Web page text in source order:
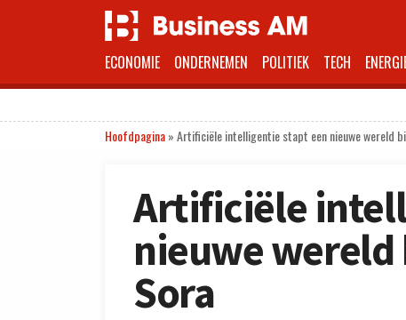
ECONOMIE ONDERNEMEN POLITIEK TECH
Hoofdpagina»Artificiële intelligentie stapt een nieuwe wereld
Artificiële
nieuwe wereld
Sora